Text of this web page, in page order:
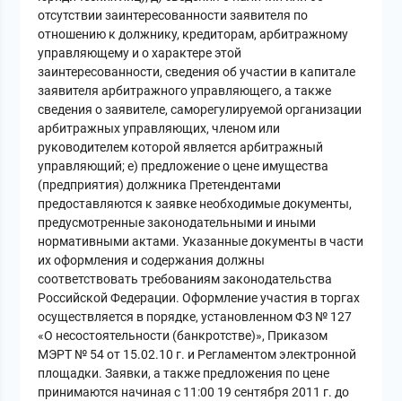
отсутствии заинтересованности заявителя по
отношению к должнику, кредиторам, арбитражному
управляющему и о характере этой
заинтересованности, сведения об участии в капитале
заявителя арбитражного управляющего, а также
сведения о заявителе, саморегулируемой организации
арбитражных управляющих, членом или
руководителем которой является арбитражный
управляющий; е) предложение о цене имущества
(предприятия) должника Претендентами
предоставляются к заявке необходимые документы,
предусмотренные законодательными и иными
нормативными актами. Указанные документы в части
их оформления и содержания должны
соответствовать требованиям законодательства
Российской Федерации. Оформление участия в торгах
осуществляется в порядке, установленном ФЗ № 127
«О несостоятельности (банкротстве)», Приказом
МЭРТ № 54 от 15.02.10 г. и Регламентом электронной
площадки. Заявки, а также предложения по цене
принимаются начиная с 11:00 19 сентября 2011 г. до